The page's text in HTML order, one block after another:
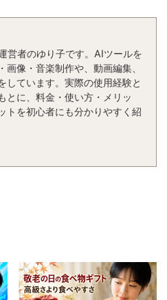
営者のゆり子です。AIツールを
画像・音楽制作や、動画編集、
しています。実際の使用経験と
とに、料金・使い方・メリッ
トを初心者にも分かりやすく紹